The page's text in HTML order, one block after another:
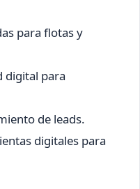
para flotas y
digital para
de leads.
digitales para